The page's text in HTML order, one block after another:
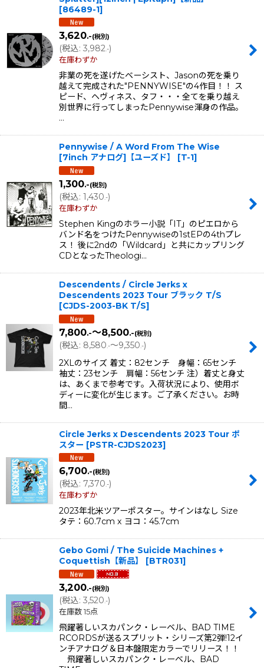
[86489-1]
3,620.-(税別)
(税込: 3,982.-)
在庫わずか
非業の死を遂げたベーシスト、Jasonの死を乗り
越えて完成された"PENNYWISE"の4作目！！ ス
ピード、ヘヴィネス、タフ・・・全てを乗り越え
別世界に行ってしまったPennywise渾身の作品。
…
Pennywise / A Word From The Wise
[7inch アナログ]【ユーズド】
[T-1]
1,300.-(税別)
(税込: 1,430.-)
在庫わずか
Stephen Kingのホラー小説「IT」のピエロから
バンド名をつけたPennywiseの1stEPの4thプレ
ス！ 後に2ndの「Wildcard」と共にカップリング
CDとなったTheologi…
Descendents / Circle Jerks x
Descendents 2023 Tour ブラック T/S
[CJDS-2003-BK T/S]
7,800.-～8,500.-(税別)
(税込: 8,580.-～9,350.-)
2XLのサイズ 着丈：82センチ 身幅：65センチ
袖丈：23センチ 肩幅：56センチ 注）着丈と身丈
は、あくまで参考です。入荷状況により、使用ボ
ディーに変化が生じます。ご了承ください。お時
間…
Circle Jerks x Descendents 2023 Tour ポ
スター [PSTR-CJDS2023]
6,700.-(税別)
(税込: 7,370.-)
在庫わずか
2023年北米ツアーポスター。サインはなし Size
タテ：60.7cm x ヨコ：45.7cm
Gebo Gomi / The Suicide Machines +
Coquettish【新品】
[BTR031]
3,200.-(税別)
(税込: 3,520.-)
在庫数 15点
飛躍著しいスカパンク・レーベル、BAD TIME
RCORDSが送るスプリット・シリーズ第2弾!12イ
ンチアナログ＆日本盤限定カラーでリリース！！
飛躍著しいスカパンク・レーベル、BAD